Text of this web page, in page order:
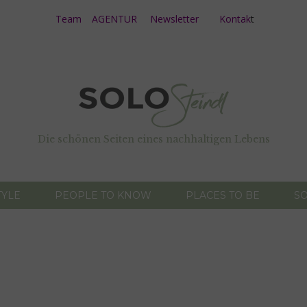
Team AGENTUR Newsletter Kontakt
Die schönen Seiten eines nachhaltigen Lebens
PEOPLE TO KNOW PLACES TO BE